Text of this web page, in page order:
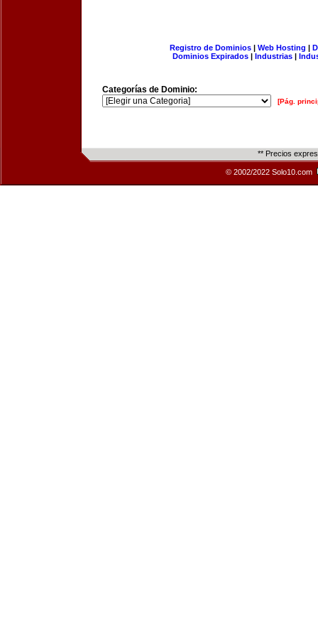
Registro de Dominios| Web Hosting |
Dominios Expirados | Industrias |
Categorías de Dominio:
[Pág.
** Precios
© 2002/2022 Solo10.com